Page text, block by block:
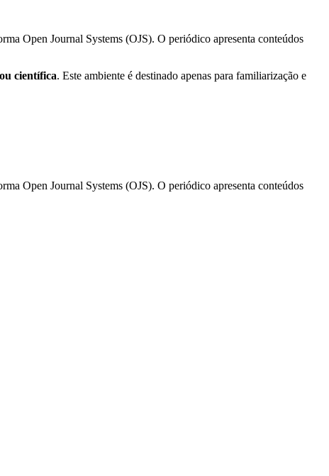
Open Journal Systems (OJS). O periódico apresenta conteúdos
científica. Este ambiente é destinado apenas para familiarização e
Open Journal Systems (OJS). O periódico apresenta conteúdos